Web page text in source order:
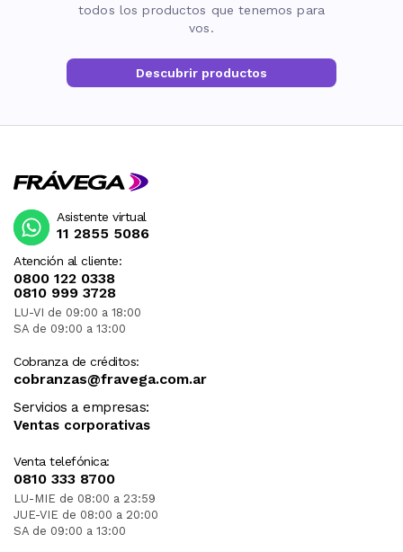
todos los productos que tenemos para
vos.
Descubrir productos
Atención al cliente:
0800 122 0338
0810 999 3728
LU-VI de 09:00 a 18:00
SA de 09:00 a 13:00
Cobranza de créditos:
cobranzas@fravega.com.ar
Servicios a empresas:
Ventas corporativas
Venta telefónica:
0810 333 8700
LU-MIE de 08:00 a 23:59
JUE-VIE de 08:00 a 20:00
SA de 09:00 a 13:00
Asistente virtual
11 2855 5086